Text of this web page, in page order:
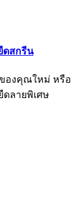
ดสกรีน
ของคุณใหม่ หรือ
ลายพิเศษ